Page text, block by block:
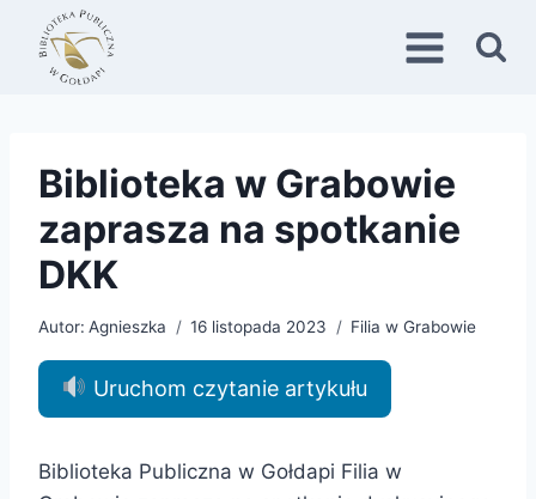
Przejdź
treści
Biblioteka w Grabowie
zaprasza na spotkanie
DKK
Autor: Agnieszka 16 listopada 2023 Filia w Grabowie
Uruchom czytanie artykułu
Biblioteka Publiczna w Gołdapi Filia w